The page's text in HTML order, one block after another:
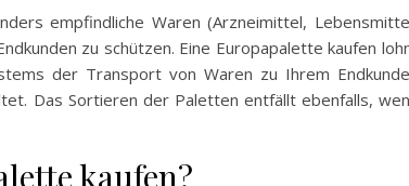
empfindliche Waren (Arzneimittel,
zu schützen. Eine Europapalette kaufen
der Transport von Waren zu Ihrem
Das Sortieren der Paletten entfällt ebenfalls,
kaufen?